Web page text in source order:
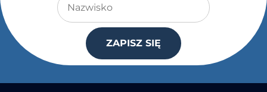
ZAPISZ SIĘ